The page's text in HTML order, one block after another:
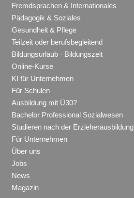
Fremdsprachen & Internationales
Pädagogik & Soziales
Gesundheit & Pflege
Teilzeit oder berufsbegleitend
Bildungsurlaub · Bildungszeit
Online-Kurse
KI für Unternehmen
Für Schulen
Ausbildung mit Ü30?
Bachelor Professional Sozialwesen
Studieren nach der Erzieherausbildung
Für Unternehmen
Über uns
Jobs
News
Magazin